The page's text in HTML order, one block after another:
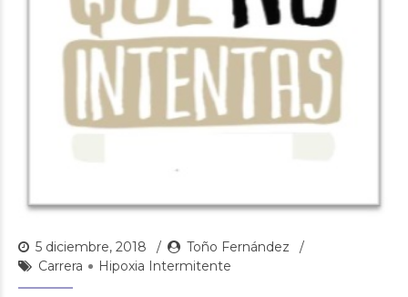
5 diciembre, 2018
Toño Fernández
Carrera
Hipoxia Intermitente